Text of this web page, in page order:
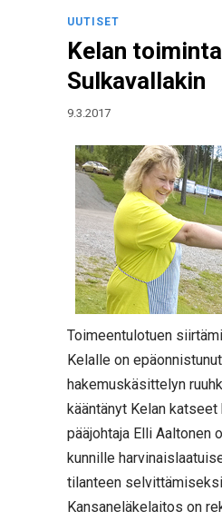
UUTISET
Kelan
Sulkavallakin
9.3.2017
Toimeentulotuen
Kelalle on
hakemuskäsittelyn
kääntänyt Kelan katseet
pääjohtaja Elli Aaltonen
kunnille
tilanteen
Kansaneläkelaitos on